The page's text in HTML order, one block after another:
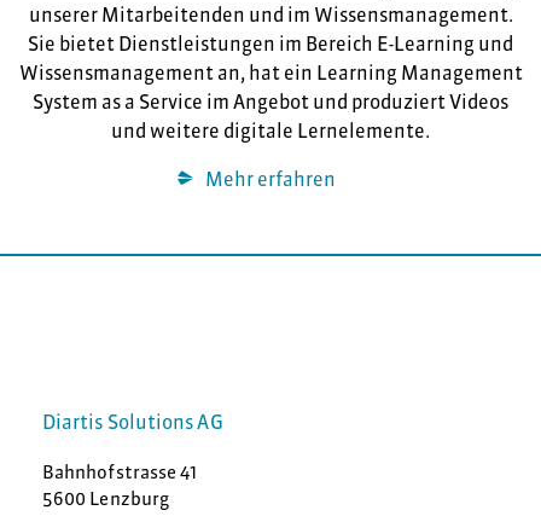
unserer Mitarbeitenden und im Wissensmanagement.
Sie bietet Dienstleistungen im Bereich E-Learning und
Wissensmanagement an, hat ein Learning Management
System as a Service im Angebot und produziert Videos
und weitere digitale Lernelemente.
Mehr erfahren
Diartis Solutions AG
Bahnhofstrasse 41
5600 Lenzburg